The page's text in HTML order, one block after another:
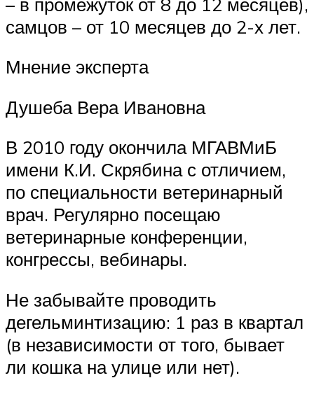
самцов – от 10 месяцев до 2-х лет.
Мнение эксперта
Душеба Вера Ивановна
В 2010 году окончила МГАВМиБ
имени К.И. Скрябина с отличием,
по специальности ветеринарный
врач. Регулярно посещаю
ветеринарные конференции,
конгрессы, вебинары.
Не забывайте проводить
дегельминтизацию: 1 раз в квартал
(в независимости от того, бывает
ли кошка на улице или нет).